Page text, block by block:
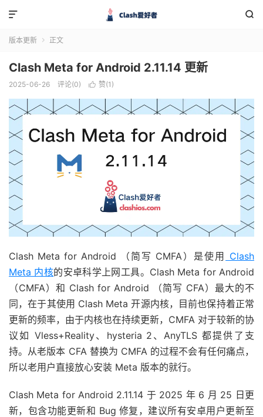


版本更新  正文
Clash Meta for Android 2.11.14 更新
2025-06-26 评论(0)  赞(1 )
Clash Meta for Android （简写 CMFA）是使用
Clash
Meta 内核的安卓科学上网工具。Clash Meta for Android
（CMFA）和 Clash for Android （简写 CFA）最大的不
同，在于其使用 Clash Meta 开源内核，目前也保持着正常
更新的频率，由于内核也在持续更新，CMFA 对于较新的协
议如 Vless+Reality、hysteria 2、AnyTLS 都提供了支
持。从老版本 CFA 替换为 CMFA 的过程不会有任何痛点，
所以老用户直接放心安装 Meta 版本的就行。
Clash Meta for Android 2.11.14 于 2025 年 6 月 25 日更
新，包含功能更新和 Bug 修复，建议所有安卓用户更新至